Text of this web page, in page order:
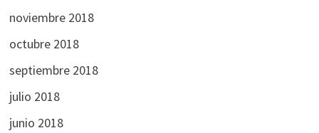
noviembre 2018
octubre 2018
septiembre 2018
julio 2018
junio 2018